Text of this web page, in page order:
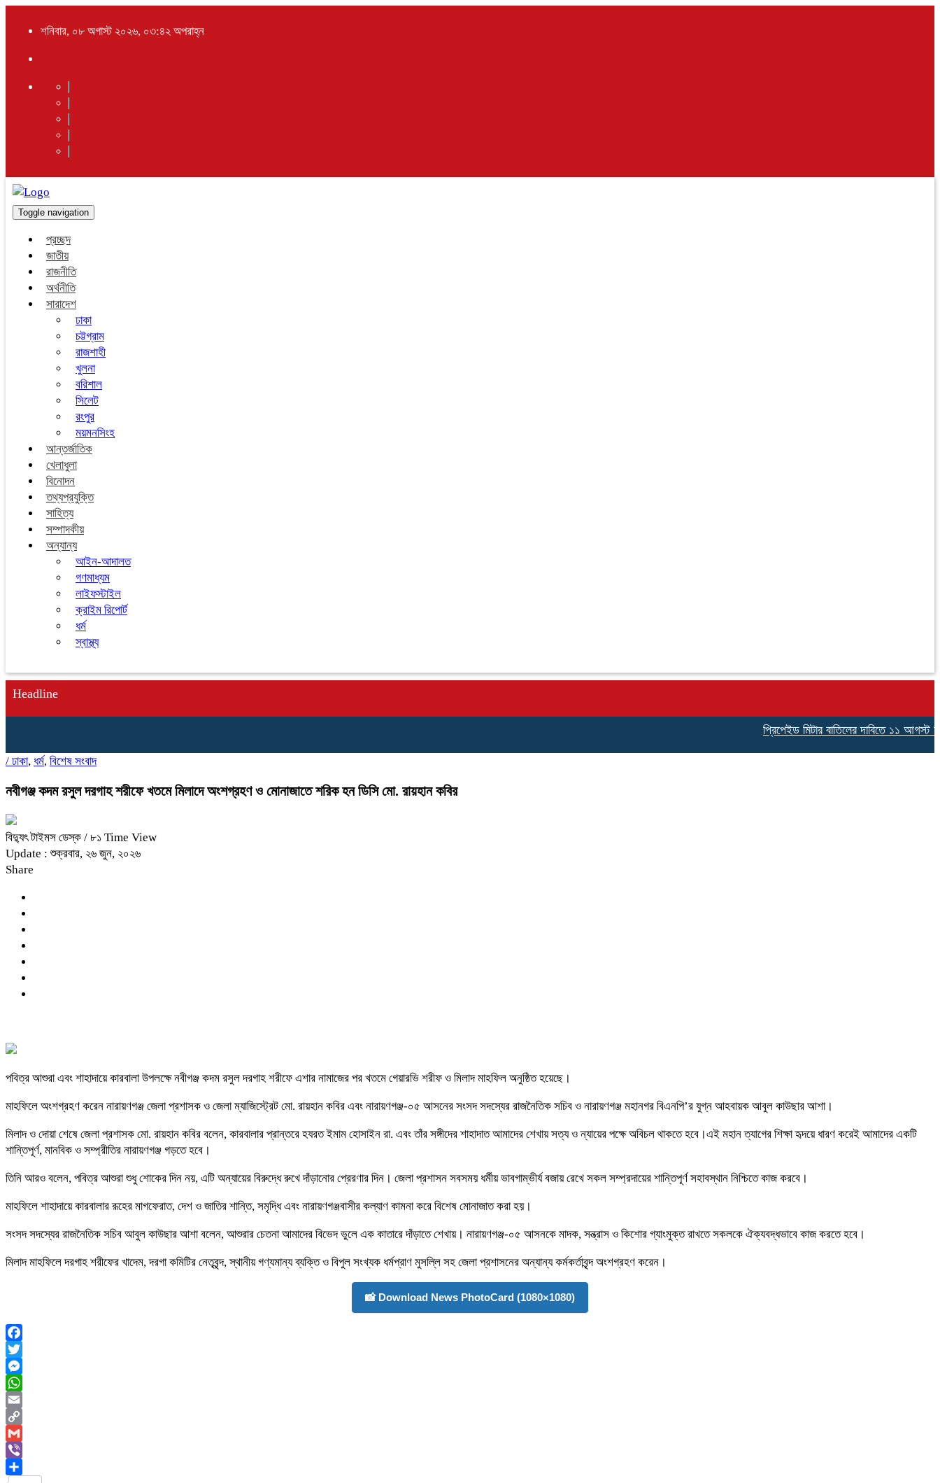
শনিবার, ০৮ অগাস্ট ২০২৬, ০৩:৪২ অপরাহ্ন
Toggle navigation
প্রচ্ছদ
জাতীয়
রাজনীতি
অর্থনীতি
সারাদেশ
ঢাকা
চট্টগ্রাম
রাজশাহী
খুলনা
বরিশাল
সিলেট
রংপুর
ময়মনসিংহ
আন্তর্জাতিক
খেলাধুলা
বিনোদন
তথ্যপ্রযুক্তি
সাহিত্য
সম্পাদকীয়
অন্যান্য
আইন-আদালত
গণমাধ্যম
লাইফস্টাইল
ক্রাইম রিপোর্ট
ধর্ম
স্বাস্থ্য
Headline
প্রিপেইড মিটার বাতিলের দাবিতে ১১ আগস্ট
/ ঢাকা, ধর্ম, বিশেষ সংবাদ
নবীগঞ্জ কদম রসুল দরগাহ শরীফে খতমে মিলাদে অংশগ্রহণ ও মোনাজাতে শরিক হন ডিসি মো. রায়হান কবির
বিদ্যুৎ টাইমস ডেস্ক / ৮১ Time View
Update : শুক্রবার, ২৬ জুন, ২০২৬
Share
পবিত্র আশুরা এবং শাহাদায়ে কারবালা উপলক্ষে নবীগঞ্জ কদম রসুল দরগাহ শরীফে এশার নামাজের পর খতমে গেয়ারভি শরীফ ও মিলাদ মাহফিল অনুষ্ঠিত হয়েছে।
মাহফিলে অংশগ্রহণ করেন নারায়ণগঞ্জ জেলা প্রশাসক ও জেলা ম্যাজিস্ট্রেট মো. রায়হান কবির এবং নারায়ণগঞ্জ-০৫ আসনের সংসদ সদস্যের রাজনৈতিক সচিব ও নারায়ণগঞ্জ মহানগর বিএনপি’র যুগ্ন আহবায়ক আবুল কাউছার আশা।
মিলাদ ও দোয়া শেষে জেলা প্রশাসক মো. রায়হান কবির বলেন, কারবালার প্রান্তরে হযরত ইমাম হোসাইন রা. এবং তাঁর সঙ্গীদের শাহাদাত আমাদের শেখায় সত্য ও ন্যায়ের পক্ষে অবিচল থাকতে হবে।এই মহান ত্যাগের শিক্ষা হৃদয়ে ধারণ করেই আমাদের একটি
শান্তিপূর্ণ, মানবিক ও সম্প্রীতির নারায়ণগঞ্জ গড়তে হবে।
তিনি আরও বলেন, পবিত্র আশুরা শুধু শোকের দিন নয়, এটি অন্যায়ের বিরুদ্ধে রুখে দাঁড়ানোর প্রেরণার দিন। জেলা প্রশাসন সবসময় ধর্মীয় ভাবগাম্ভীর্য বজায় রেখে সকল সম্প্রদায়ের শান্তিপূর্ণ সহাবস্থান নিশ্চিতে কাজ করবে।
মাহফিলে শাহাদায়ে কারবালার রূহের মাগফেরাত, দেশ ও জাতির শান্তি, সমৃদ্ধি এবং নারায়ণগঞ্জবাসীর কল্যাণ কামনা করে বিশেষ মোনাজাত করা হয়।
সংসদ সদস্যের রাজনৈতিক সচিব আবুল কাউছার আশা বলেন, আশুরার চেতনা আমাদের বিভেদ ভুলে এক কাতারে দাঁড়াতে শেখায়। নারায়ণগঞ্জ-০৫ আসনকে মাদক, সন্ত্রাস ও কিশোর গ্যাংমুক্ত রাখতে সকলকে ঐক্যবদ্ধভাবে কাজ করতে হবে।
মিলাদ মাহফিলে দরগাহ শরীফের খাদেম, দরগা কমিটির নেতৃবৃন্দ, স্থানীয় গণ্যমান্য ব্যক্তি ও বিপুল সংখ্যক ধর্মপ্রাণ মুসল্লি সহ জেলা প্রশাসনের অন্যান্য কর্মকর্তাবৃন্দ অংশগ্রহণ করেন।
📸 Download News PhotoCard (1080×1080)
Facebook
Twitter
Messenger
WhatsApp
Email
Copy
Link
Gmail
Viber